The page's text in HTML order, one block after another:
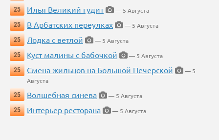
25
Илья Великий гудит
— 5 Августа
25
В Арбатских переулках
— 5 Августа
25
Лодка с ветлой
— 5 Августа
25
Куст малины с бабочкой
— 5 Августа
25
Смена жильцов на Большой Печерской
— 5
Августа
25
Волшебная синева
— 5 Августа
25
Интерьер ресторана — 5 Августа